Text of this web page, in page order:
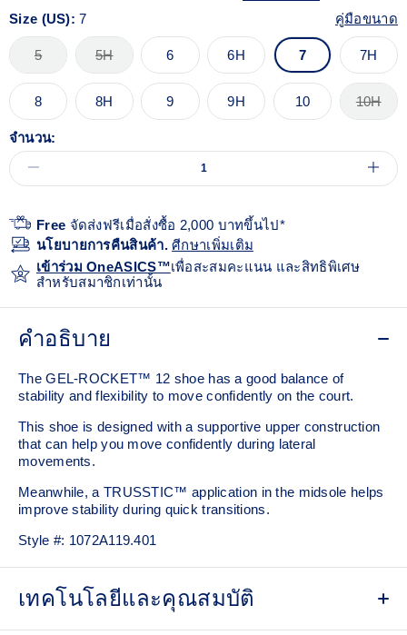
Size (US):7 คู่มือขนาด
5 5H 6 6H 7 7H
8 8H 9 9H 10 10H
จำนวน:
Free จัดส่งฟรีเมื่อสั่งซื้อ 2,000 บาทขึ้นไป*
นโยบายการคืนสินค้า.ศีกษาเพิ่มเติม
เข้าร่วม OneASICS™เพื่อสะสมคะแนน และสิทธิพิเศษ
สำหรับสมาชิกเท่านั้น
คำอธิบาย
The GEL-ROCKET™ 12 shoe has a good balance of
stability and flexibility to move confidently on the court​.
This shoe is designed with a supportive upper construction
that can help you move confidently during lateral
movements.
Meanwhile, a TRUSSTIC™ application in the midsole helps
improve stability during quick transitions.
Style #: 1072A119.401
เทคโนโลยีและคุณสมบัติ